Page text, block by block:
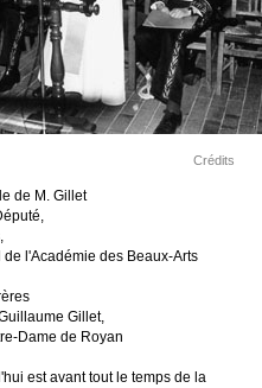
Crédits
de M. Gillet
l'Académie des Beaux-Arts
Gillet,
Dame de Royan
est avant tout le temps de la